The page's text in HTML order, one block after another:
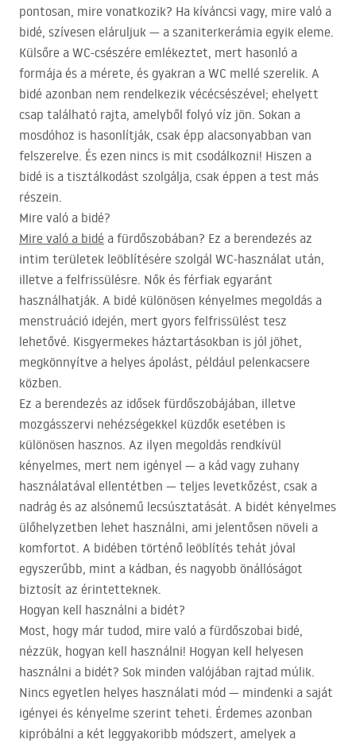
pontosan, mire vonatkozik? Ha kíváncsi vagy, mire való a
bidé, szívesen eláruljuk — a szaniterkerámia egyik eleme.
Külsőre a WC-csészére emlékeztet, mert hasonló a
formája és a mérete, és gyakran a WC mellé szerelik. A
bidé azonban nem rendelkezik vécécsészével; ehelyett
csap található rajta, amelyből folyó víz jön. Sokan a
mosdóhoz is hasonlítják, csak épp alacsonyabban van
felszerelve. És ezen nincs is mit csodálkozni! Hiszen a
bidé is a tisztálkodást szolgálja, csak éppen a test más
részein.
Mire való a bidé?
Mire való a bidé a fürdőszobában? Ez a berendezés az
intim területek leöblítésére szolgál WC-használat után,
illetve a felfrissülésre. Nők és férfiak egyaránt
használhatják. A bidé különösen kényelmes megoldás a
menstruáció idején, mert gyors felfrissülést tesz
lehetővé. Kisgyermekes háztartásokban is jól jöhet,
megkönnyítve a helyes ápolást, például pelenkacsere
közben.
Ez a berendezés az idősek fürdőszobájában, illetve
mozgásszervi nehézségekkel küzdők esetében is
különösen hasznos. Az ilyen megoldás rendkívül
kényelmes, mert nem igényel — a kád vagy zuhany
használatával ellentétben — teljes levetkőzést, csak a
nadrág és az alsónemű lecsúsztatását. A bidét kényelmes
ülőhelyzetben lehet használni, ami jelentősen növeli a
komfortot. A bidében történő leöblítés tehát jóval
egyszerűbb, mint a kádban, és nagyobb önállóságot
biztosít az érintetteknek.
Hogyan kell használni a bidét?
Most, hogy már tudod, mire való a fürdőszobai bidé,
nézzük, hogyan kell használni! Hogyan kell helyesen
használni a bidét? Sok minden valójában rajtad múlik.
Nincs egyetlen helyes használati mód — mindenki a saját
igényei és kényelme szerint teheti. Érdemes azonban
kipróbálni a két leggyakoribb módszert, amelyek a